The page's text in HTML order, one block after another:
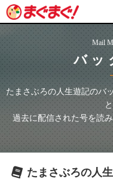
Mail
バッ
たまさぶろの人生遊記のバ
過去に配信された号を読
たまさぶろの人